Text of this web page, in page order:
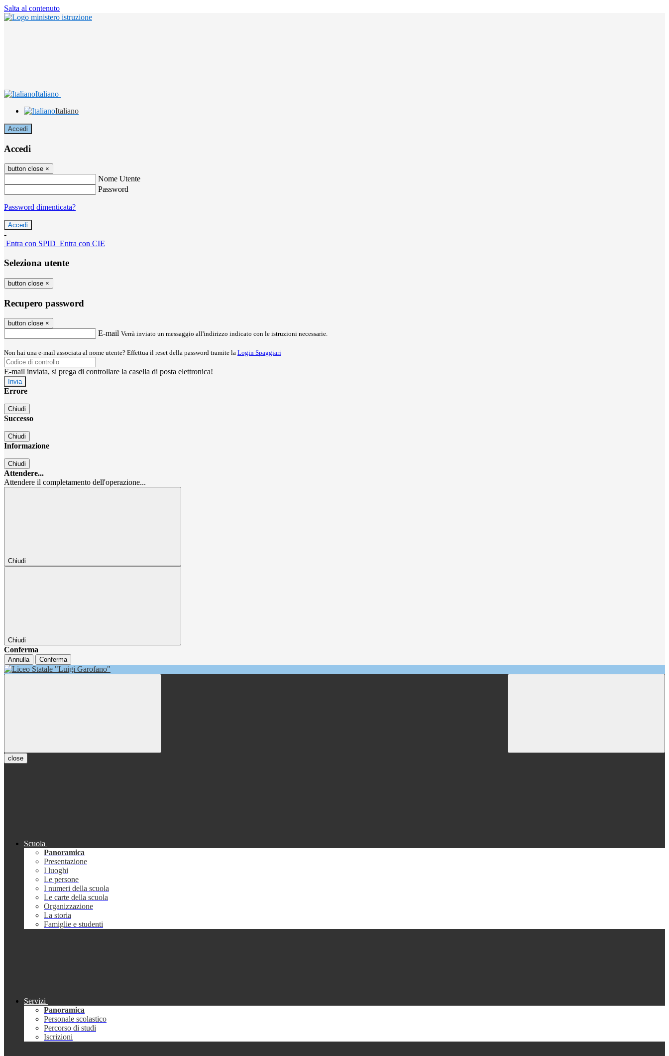
Salta al contenuto
Italiano
Italiano
Accedi
Accedi
button close ×
Nome Utente
Password
Password dimenticata?
-
Entra con SPID Entra con CIE
Seleziona utente
button close ×
Recupero password
button close ×
E-mail Verrà inviato un messaggio all'indirizzo indicato con le istruzioni necessarie.
Non hai una e-mail associata al nome utente? Effettua il reset della password tramite la Login Spaggiari
E-mail inviata, si prega di controllare la casella di posta elettronica!
Errore
Chiudi
Successo
Chiudi
Informazione
Chiudi
Attendere...
Attendere il completamento dell'operazione...
Chiudi
Chiudi
Conferma
Annulla Conferma
close
Scuola
Panoramica
Presentazione
I luoghi
Le persone
I numeri della scuola
Le carte della scuola
Organizzazione
La storia
Famiglie e studenti
Servizi
Panoramica
Personale scolastico
Percorso di studi
Iscrizioni